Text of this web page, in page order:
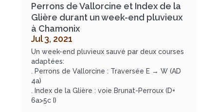
Perrons de Vallorcine et Index de la
Glière durant un week-end pluvieux
à Chamonix
Jul 3, 2021
Un week-end pluvieux sauvé par deux courses
adaptées:
. Perrons de Vallorcine : Traversée E → W (AD
4a)
. Index de la Glière : voie Brunat-Perroux (D+
6a>5c I)